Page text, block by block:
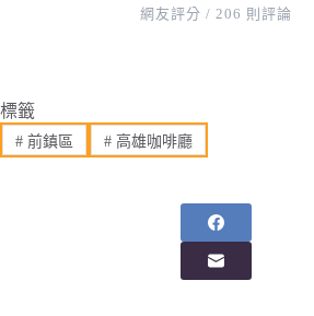
網友評分 / 206 則評論
標籤
#前鎮區 #高雄咖啡廳